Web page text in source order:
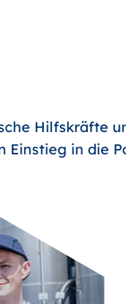
Hilfskräfte
in die